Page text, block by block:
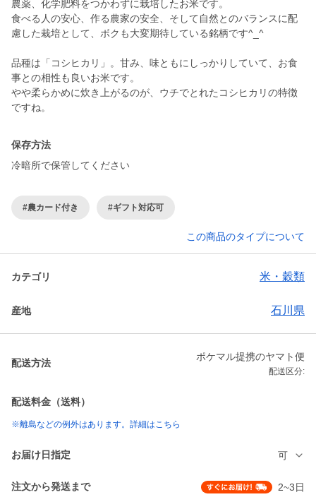
農薬、化学肥料をつかわずに栽培したお米です。
食べる人の安心、作る農家の安全、そして自然とのバランスに配
慮した栽培として、ボクも大変期待している銘柄です^_^
品種は「コシヒカリ」。甘み、味ともにしっかりしていて、お食
事との相性も良いお米です。
やや柔らかめに炊き上がるのが、ウチでとれたコシヒカリの特徴
保存方法
冷暗所で保管してください
#農カード付き #ギフト対応可
この商品のタイプについて
カテゴリ 米・穀類
産地 石川県
配送方法
ポケマル提携のヤマト便
配送区分:
配送料金（送料）
※離島などの例外はあります。詳細はこちら
お届け日指定 可
注文から発送まで 2~3日